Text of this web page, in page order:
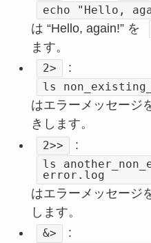
echo "Hello,
は “Hello, again!” を
ます。
2> :
ls
はエラーメッセージ
きします。
2>> :
ls
error.log
はエラーメッセージ
します。
&> :